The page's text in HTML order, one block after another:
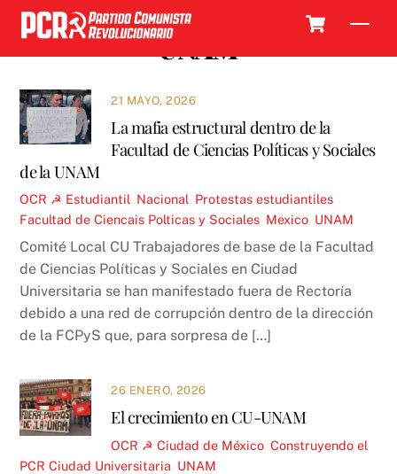
Skip
content
UNAM
21 MAYO, 2026
La mafia estructural dentro de la
Facultad de Ciencias Políticas y Sociales
de la UNAM
OCR ☭ Estudiantil Nacional Protestas estudiantiles
Facultad de Ciencais Polticas y Sociales Mexico UNAM
Comité Local CU Trabajadores de base de la Facultad
de Ciencias Políticas y Sociales en Ciudad
Universitaria se han manifestado fuera de Rectoría
debido a una red de corrupción dentro de la dirección
de la FCPyS que, para sorpresa de […]
26 ENERO, 2026
El crecimiento en CU-UNAM
OCR ☭ Ciudad de México ,Construyendo el
PCR Ciudad Universitaria UNAM